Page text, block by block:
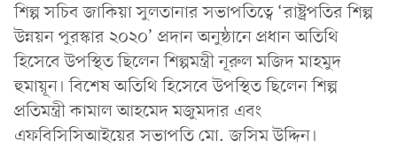
শিল্প সচিব জাকিয়া সুলতানার সভাপতিত্বে ‘রাষ্ট্রপতির শিল্প
উন্নয়ন পুরস্কার ২০২০’ প্রদান অনুষ্ঠানে প্রধান অতিথি
হিসেবে উপস্থিত ছিলেন শিল্পমন্ত্রী নূরুল মজিদ মাহমুদ
হুমায়ূন। বিশেষ অতিথি হিসেবে উপস্থিত ছিলেন শিল্প
প্রতিমন্ত্রী কামাল আহমেদ মজুমদার এবং
এফবিসিসিআইয়ের সভাপতি মো. জসিম উদ্দিন।